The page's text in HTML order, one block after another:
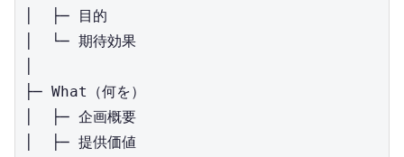
│  ├─ 目的
│  └─ 期待効果
├─ What（何を）
│  ├─ 企画概要
│  ├─ 提供価値